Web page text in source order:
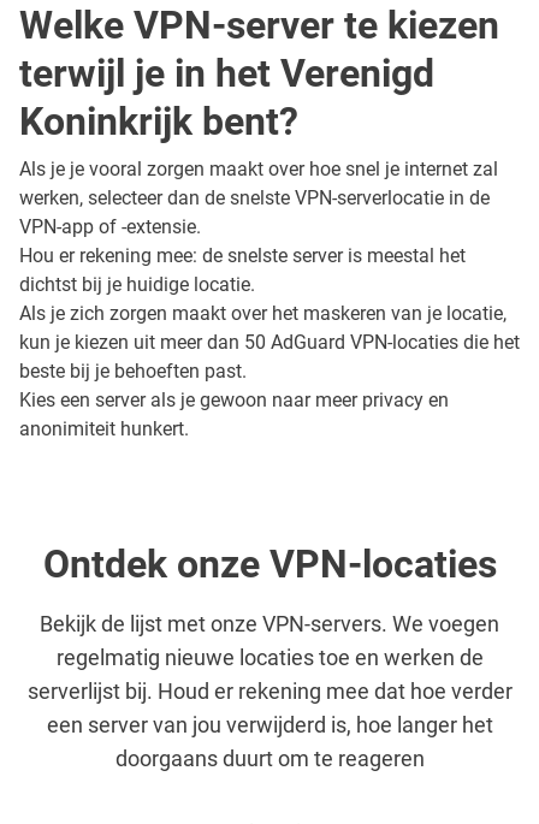
Welke VPN-server te kiezen
terwijl je in het Verenigd
Koninkrijk bent?
Als je je vooral zorgen maakt over hoe snel je internet zal
werken, selecteer dan de snelste VPN-serverlocatie in de
VPN-app of -extensie.
Hou er rekening mee: de snelste server is meestal het
dichtst bij je huidige locatie.
Als je zich zorgen maakt over het maskeren van je locatie,
kun je kiezen uit meer dan 50 AdGuard VPN-locaties die het
beste bij je behoeften past.
Kies een server als je gewoon naar meer privacy en
anonimiteit hunkert.
Ontdek onze VPN-locaties
Bekijk de lijst met onze VPN-servers. We voegen
regelmatig nieuwe locaties toe en werken de
serverlijst bij. Houd er rekening mee dat hoe verder
een server van jou verwijderd is, hoe langer het
doorgaans duurt om te reageren